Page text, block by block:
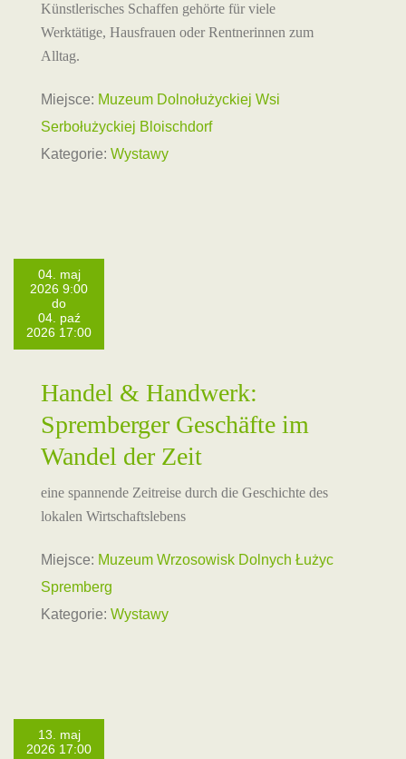
Künstlerisches Schaffen gehörte für viele
Werktätige, Hausfrauen oder Rentnerinnen zum
Alltag.
Miejsce: Muzeum Dolnołużyckiej Wsi
Serbołużyckiej Bloischdorf
Kategorie: Wystawy
04. maj
2026 9:00
do
04. paź
2026 17:00
Handel & Handwerk:
Spremberger Geschäfte im
Wandel der Zeit
eine spannende Zeitreise durch die Geschichte des
lokalen Wirtschaftslebens
Miejsce: Muzeum Wrzosowisk Dolnych Łużyc
Spremberg
Kategorie: Wystawy
13. maj
2026 17:00